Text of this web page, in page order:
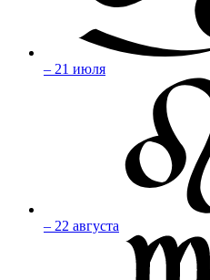
– 21 июля
– 22 августа